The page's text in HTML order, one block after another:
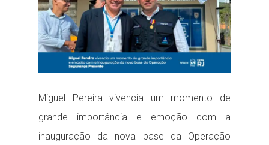
Miguel Pereira vivencia um momento de
grande importância e emoção com a
inauguração da nova base da Operação